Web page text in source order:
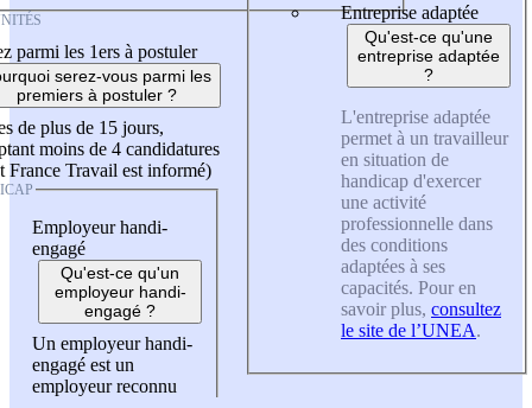
parmi les 1ers à postuler
serez-vous parmi les
premiers à postuler ?
de plus de 15 jours,
moins de 4 candidatures
France Travail est informé)
Employeur handi-
engagé
Qu'est-ce qu'un
employeur handi-
engagé ?
Un employeur handi-
engagé est un
employeur reconnu
Entreprise adaptée
Qu'est-ce qu'une
entreprise adaptée
?
L'entreprise adaptée
permet à un travailleur
en situation de
handicap d'exercer
une activité
professionnelle dans
des conditions
adaptées à ses
capacités. Pour en
savoir plus, consultez
le site de l’UNEA.